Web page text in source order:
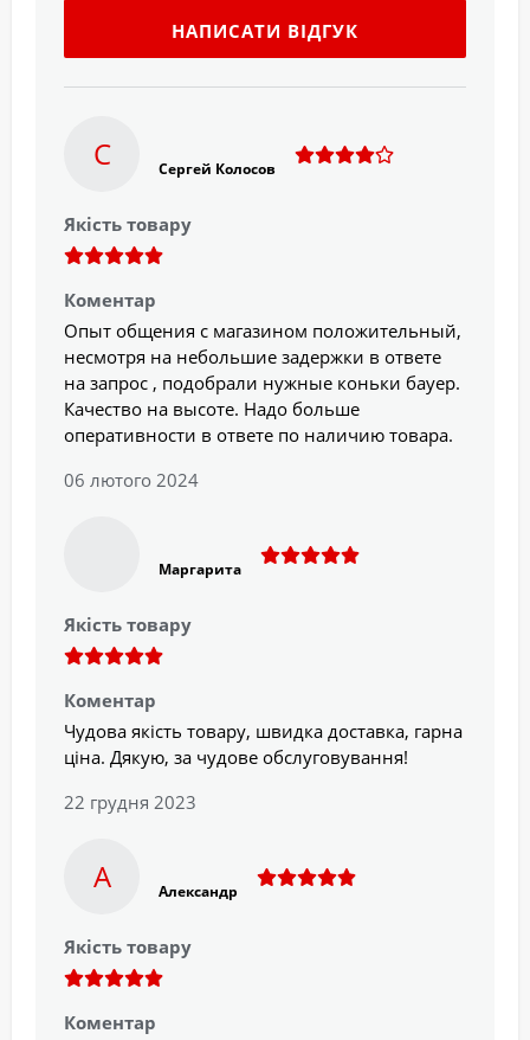
НАПИСАТИ ВІДГУК
С Сергей Колосов
Якість товару
Коментар
Опыт общения с магазином положительный,
несмотря на небольшие задержки в ответе
на запрос , подобрали нужные коньки бауер.
Качество на высоте. Надо больше
оперативности в ответе по наличию товара.
06 лютого 2024
Маргарита
Якість товару
Коментар
Чудова якість товару, швидка доставка, гарна
ціна. Дякую, за чудове обслуговування!
22 грудня 2023
А Александр
Якість товару
Коментар